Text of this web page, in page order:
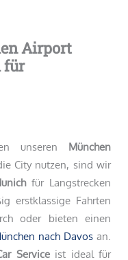
Airport
für
unseren München
City nutzen, sind wir
für Langstrecken
erstklassige Fahrten
oder bieten einen
nach Davosan.
Serviceist ideal für